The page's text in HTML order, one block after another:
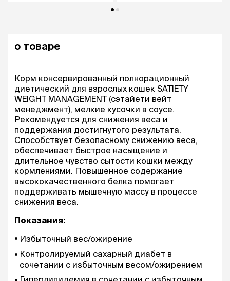
о товаре
Корм консервированный полнорационный
диетический для взрослых кошек SATIETY
WEIGHT MANAGEMENT (сэтайети вейт
менеджмент), мелкие кусочки в соусе.
Рекомендуется для снижения веса и
поддержания достигнутого результата.
Способствует безопасному снижению веса,
обеспечивает быстрое насыщение и
длительное чувство сытости кошки между
кормлениями. Повышенное содержание
высококачественного белка помогает
поддерживать мышечную массу в процессе
снижения веса.
Показания:
Избыточный вес/ожирение
Контролируемый сахарный диабет в
сочетании с избыточным весом/ожирением